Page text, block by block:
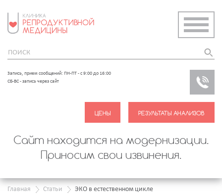
Запись, прием сообщений: ПН-ПТ - с 9:00 до 16:00
СБ-ВС - запись через сайт
Сайт находится на модернизации.
Приносим свои извинения.
Главная Статьи ЭКО в естественном цикле